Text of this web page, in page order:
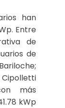
han
Entre
de
de
Cipolletti
más
kWp